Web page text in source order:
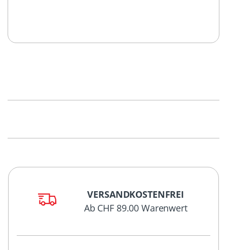
VERSANDKOSTENFREI
Ab CHF 89.00 Warenwert